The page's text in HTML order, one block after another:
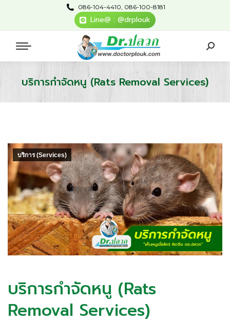
086-104-4410, 086-100-8181
Line@ : @drplouk
บริการกำจัดหนู (Rats Removal Services)
บริการ (Services)
บริการกำจัดหนู (Rats
Removal Services)